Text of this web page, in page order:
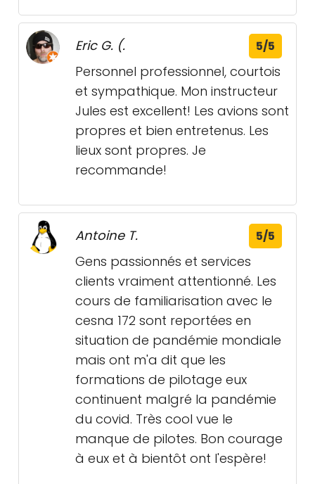
Eric G. (. 5/5
Personnel professionnel, courtois
et sympathique. Mon instructeur
Jules est excellent! Les avions sont
propres et bien entretenus. Les
lieux sont propres. Je
recommande!
Antoine T. 5/5
Gens passionnés et services
clients vraiment attentionné. Les
cours de familiarisation avec le
cesna 172 sont reportées en
situation de pandémie mondiale
mais ont m'a dit que les
formations de pilotage eux
continuent malgré la pandémie
du covid. Très cool vue le
manque de pilotes. Bon courage
à eux et à bientôt ont l'espère!